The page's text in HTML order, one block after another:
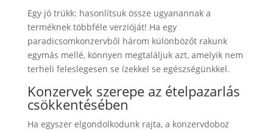
Egy jó trükk: hasonlítsuk össze ugyanannak a
terméknek többféle verzióját! Ha egy
paradicsomkonzervből három különbözőt rakunk
egymás mellé, könnyen megtaláljuk azt, amelyik nem
terheli feleslegesen se ízekkel se egészségünkkel.
Konzervek szerepe az ételpazarlás
csökkentésében
Ha egyszer elgondolkodunk rajta, a konzervdoboz